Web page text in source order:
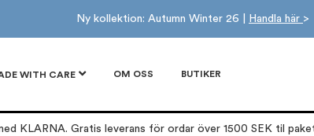
Ny kollektion: Autumn Winter 26 | Handla här >
WITH CARE OM OSS BUTIKER
KLARNA. Gratis leverans för ordar över 1500 SEK til